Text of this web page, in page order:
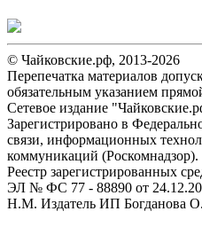
© Чайковские.рф, 2013-2026
Перепечатка материалов
обязательным указанием
Сетевое издание
Зарегистрировано в
связи, информационных
коммуникаций (Роскомнадзор).
Реестр зарегистрированных
ЭЛ № ФС 77 - 88890 от
Н.М. Издатель ИП Богданова